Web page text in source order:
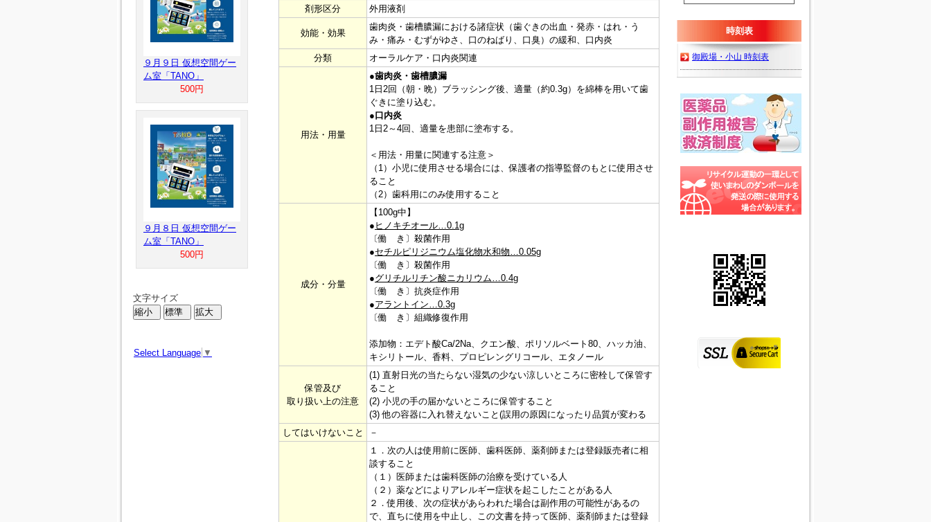
剤形区分
外用液剤
効能・効果
歯肉炎・歯槽膿漏における諸症状（歯ぐきの出血・発赤・はれ・う
み・痛み・むずがゆさ、口のねばり、口臭）の緩和、口内炎
分類
オーラルケア・口内炎関連
用法・用量
●歯肉炎・歯槽膿漏
1日2回（朝・晩）ブラッシング後、適量（約0.3g）を綿棒を用いて歯
ぐきに塗り込む。
●口内炎
1日2～4回、適量を患部に塗布する。
＜用法・用量に関連する注意＞
（1）小児に使用させる場合には、保護者の指導監督のもとに使用させ
ること
（2）歯科用にのみ使用すること
成分・分量
【100g中】
● ヒノキチオール…0.1g
〔働 き〕殺菌作用
●セチルピリジニウム塩化物水和物…0.05g
〔働 き〕殺菌作用
●グリチルリチン酸ニカリウム…0.4g
〔働 き〕抗炎症作用
●アラントイン…0.3g
〔働 き〕組織修復作用
添加物：エデト酸Ca/2Na、クエン酸、ポリソルベート80、ハッカ油、
キシリトール、香料、プロピレングリコール、エタノール
保管及び
取り扱い上の注意
(1) 直射日光の当たらない湿気の少ない涼しいところに密栓して保管す
ること
(2) 小児の手の届かないところに保管すること
(3) 他の容器に入れ替えないこと(誤用の原因になったり品質が変わる
してはいけないこと
－
１．次の人は使用前に医師、歯科医師、薬剤師または登録販売者に相
談すること
（１）医師または歯科医師の治療を受けている人
（２）薬などによりアレルギー症状を起こしたことがある人
２．使用後、次の症状があらわれた場合は副作用の可能性があるの
で、直ちに使用を中止し、この文書を持って医師、薬剤師または登録
９月９日 仮想空間ゲー
ム室「TANO」
500円
９月８日 仮想空間ゲー
ム室「TANO」
500円
文字サイズ
Select Language ▼
時刻表
御殿場・小山 時刻表